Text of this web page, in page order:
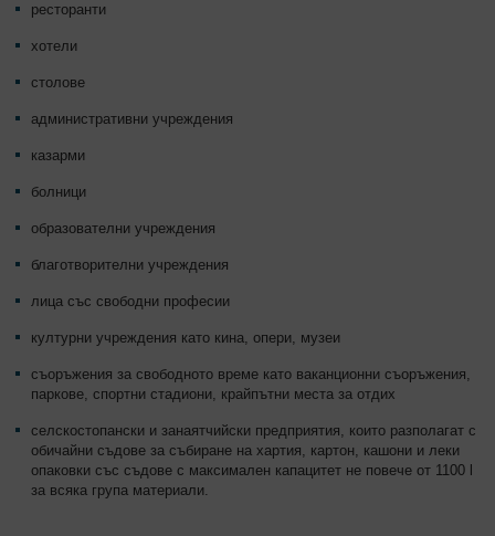
ресторанти
хотели
столове
административни учреждения
казарми
болници
образователни учреждения
благотворителни учреждения
лица със свободни професии
културни учреждения като кина, опери, музеи
съоръжения за свободното време като ваканционни съоръжения,
паркове, спортни стадиони, крайпътни места за отдих
селскостопански и занаятчийски предприятия, които разполагат с
обичайни съдове за събиране на хартия, картон, кашони и леки
опаковки със съдове с максимален капацитет не повече от 1100 l
за всяка група материали.